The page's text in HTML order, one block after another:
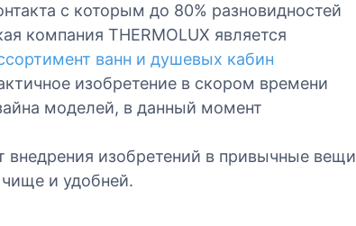
с которым до 80% разновидностей
компания THERMOLUX является
ванн и душевых кабин
изобретение в скором времени
моделей, в данный момент
внедрения изобретений в привычные вещи
и удобней.